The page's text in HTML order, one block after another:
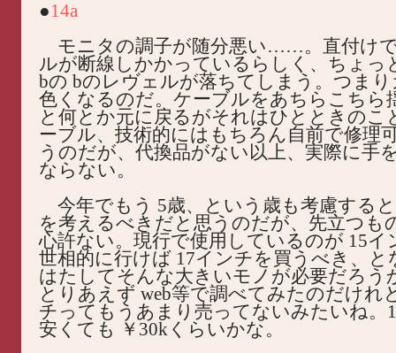
●14a
モニタの調子が随分悪い……。直付け
ルが断線しかかっているらしく、ちょっ
bの bのレヴェルが落ちてしまう。つま
色くなるのだ。ケーブルをあちらこちら
と何とか元に戻るがそれはひとときのこ
ーブル、技術的にはもちろん自前で修理
うのだが、代換品がない以上、実際に手
ならない。
今年でもう 5歳、という歳も考慮する
を考えるべきだと思うのだが、先立つも
心許ない。現行で使用しているのが 15イ
世相的に行けば 17インチを買うべき、と
はたしてそんな大きいモノが必要だろう
とりあえず web等で調べてみたのだけれ
チってもうあまり売ってないみたいね。
安くても ￥30kくらいかな。